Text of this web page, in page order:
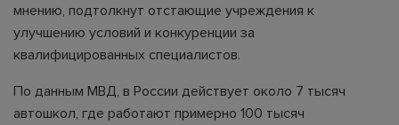
мнению, подтолкнут отстающие учреждения к
улучшению условий и конкуренции за
квалифицированных специалистов.
По данным МВД, в России действует около 7 тысяч
автошкол, где работают примерно 100 тысяч